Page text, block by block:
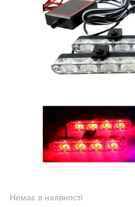
Немає в наявності